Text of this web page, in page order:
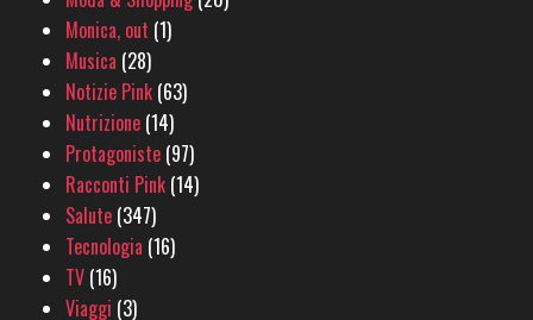
Monica, out (1)
Musica (28)
Notizie Pink (63)
Nutrizione (14)
Protagoniste (97)
Racconti Pink (14)
Salute (347)
Tecnologia (16)
TV (16)
Viaggi (3)